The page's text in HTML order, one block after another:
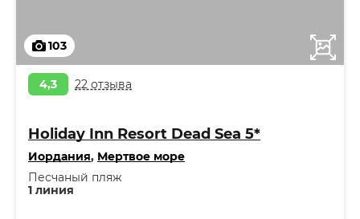
103
4,3 22 отзыва
Holiday Inn Resort Dead Sea 5*
Иордания, Мертвое море
1 линия
Песчаный пляж